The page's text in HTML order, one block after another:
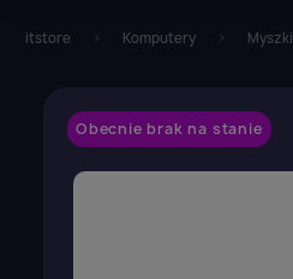
itstore Komputery Myszki
Obecnie brak na stanie